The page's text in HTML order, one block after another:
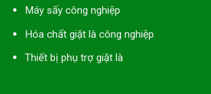
Máy sấy công nghiệp
Hóa chất giặt là công nghiệp
Thiết bị phụ trợ giặt là